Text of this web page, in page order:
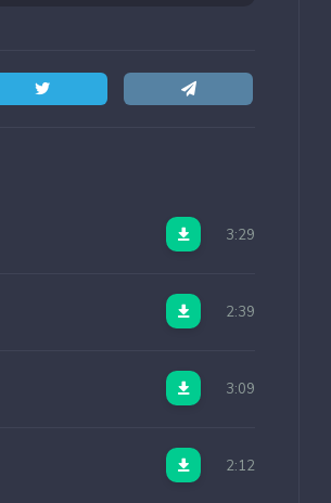
3:29
2:39
3:09
2:12